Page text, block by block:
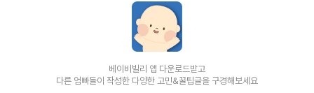
베이비빌리 앱 다운로드받고
다른 엄빠들이 작성한 다양한 고민&꿀팁글을 구경해보세요